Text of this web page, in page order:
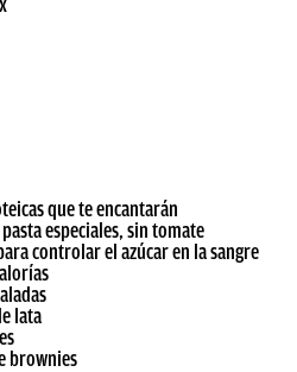
que te encantarán
especiales, sin tomate
controlar el azúcar en la sangre
lata
brownies